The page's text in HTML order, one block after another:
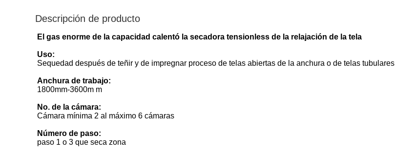
Descripción de producto
El gas enorme de la capacidad calentó la secadora tensionless de la relajación de la tela
Uso:
Sequedad después de teñir y de impregnar proceso de telas abiertas de la anchura o de telas tubulares
Anchura de trabajo:
1800mm-3600m m
No. de la cámara:
Cámara mínima 2 al máximo 6 cámaras
Número de paso:
paso 1 o 3 que seca zona